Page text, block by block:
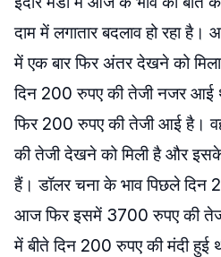
दाम में लगातार बदलाव हो रहा
में एक बार फिर अंतर देखने को
दिन 200 रुपए की तेजी नजर आई
फिर 200 रुपए की तेजी आई है।
की तेजी देखने को मिली है और
हैं। डॉलर चना के भाव पिछले दिन
आज फिर इसमें 3700 रुपए की
में बीते दिन 200 रुपए की मंदी